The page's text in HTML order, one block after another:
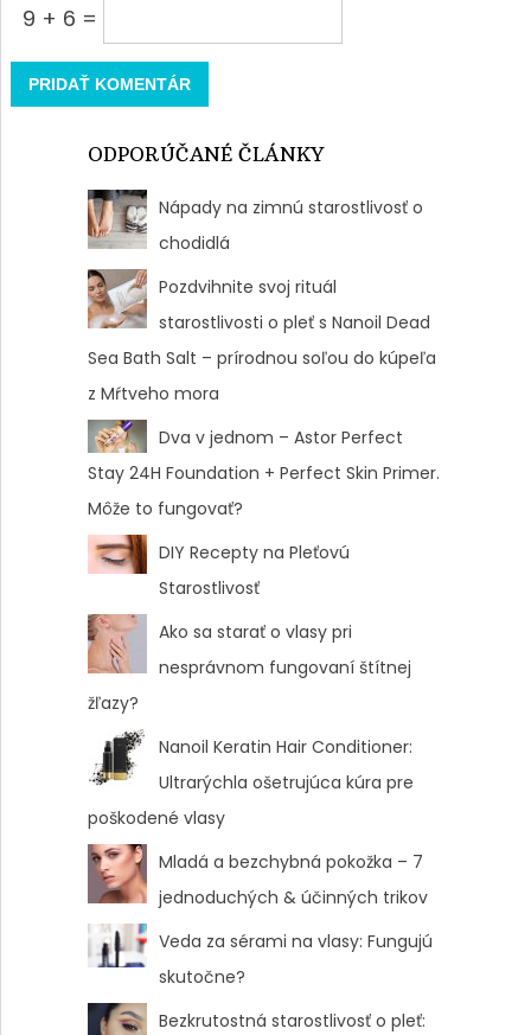
9 + 6 =
ODPORÚČANÉ ČLÁNKY
Nápady na zimnú starostlivosť o
chodidlá
Pozdvihnite svoj rituál
starostlivosti o pleť s Nanoil Dead
Sea Bath Salt – prírodnou soľou do kúpeľa
z Mŕtveho mora
Dva v jednom – Astor Perfect
Stay 24H Foundation + Perfect Skin Primer.
Môže to fungovať?
DIY Recepty na Pleťovú
Starostlivosť
Ako sa starať o vlasy pri
nesprávnom fungovaní štítnej
žľazy?
Nanoil Keratin Hair Conditioner:
Ultrarýchla ošetrujúca kúra pre
poškodené vlasy
Mladá a bezchybná pokožka – 7
jednoduchých & účinných trikov
Veda za sérami na vlasy: Fungujú
skutočne?
Bezkrutostná starostlivosť o pleť: